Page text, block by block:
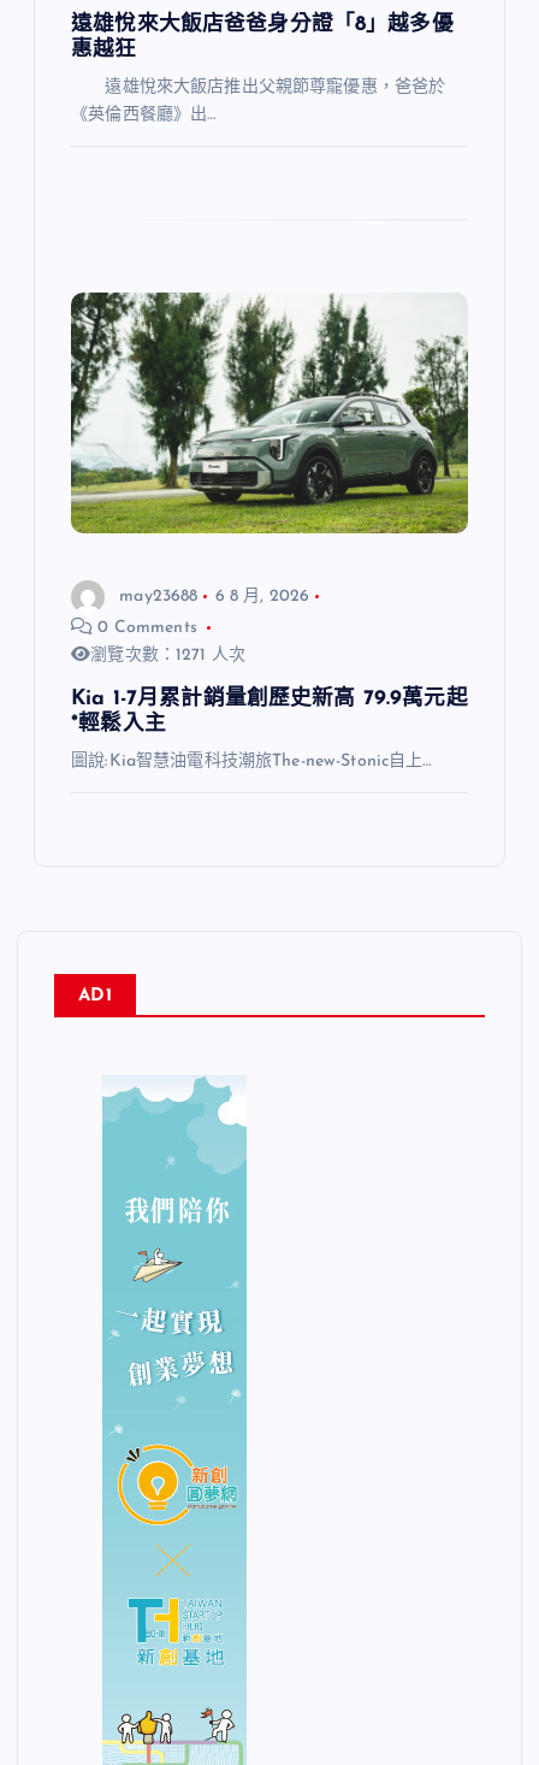
遠雄悅來大飯店爸爸身分證「8」越多優
惠越狂
遠雄悅來大飯店推出父親節尊寵優惠，爸爸於
《英倫西餐廳》出…
may23688
6 8 月, 2026
0 Comments
瀏覽次數：1271 人次
Kia 1-7月累計銷量創歷史新高 79.9萬元起
*輕鬆入主
圖說:Kia智慧油電科技潮旅The-new-Stonic自上…
AD1